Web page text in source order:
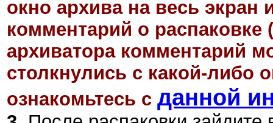
окно архива на весь экран
комментарий о распаковке
архиватора комментарий
столкнулись с какой-либо
ознакомьтесь с данной